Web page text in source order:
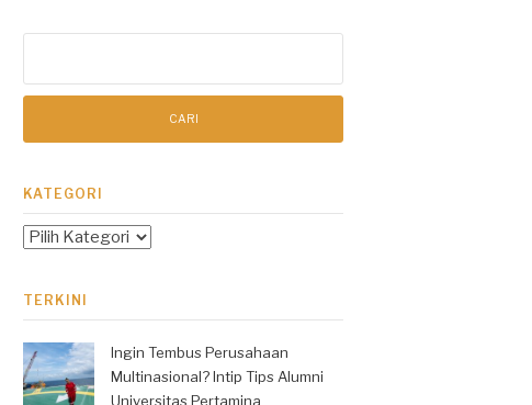
KATEGORI
Kategori
TERKINI
Ingin Tembus Perusahaan
Multinasional? Intip Tips Alumni
Universitas Pertamina